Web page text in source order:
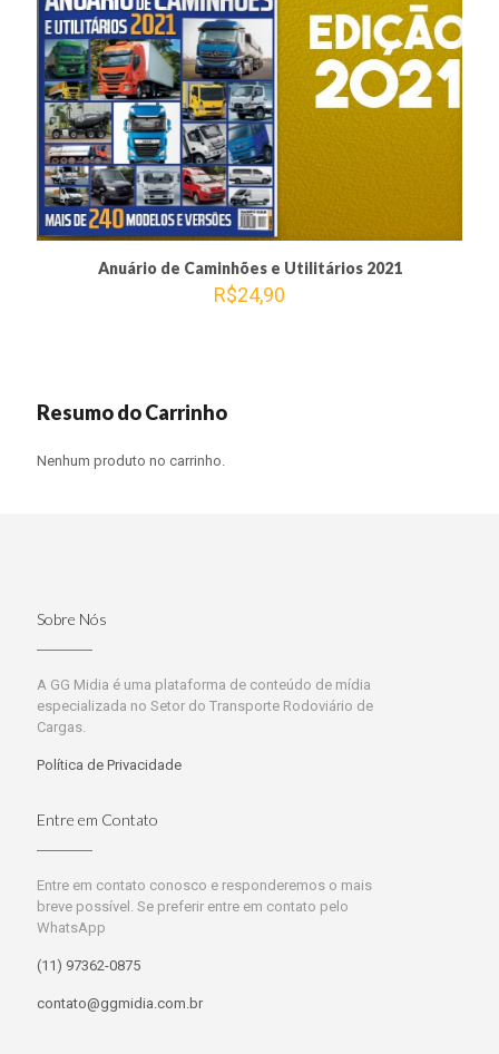
Anuário de Caminhões e Utilitários 2021
R$24,90
Resumo do Carrinho
Nenhum produto no carrinho.
Sobre Nós
A GG Midia é uma plataforma de conteúdo de mídia
especializada no Setor do Transporte Rodoviário de
Cargas.
Política de Privacidade
Entre em Contato
Entre em contato conosco e responderemos o mais
breve possível. Se preferir entre em contato pelo
WhatsApp
(11) 97362-0875
contato@ggmidia.com.br